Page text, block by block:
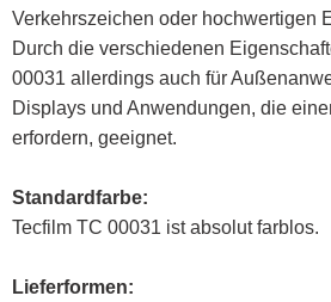
Verkehrszeichen oder hochwertigen
Durch die verschiedenen
00031 allerdings auch für
Displays und Anwendungen, die
erfordern, geeignet.
Standardfarbe:
Tecfilm TC 00031 ist absolut farblos.
Lieferformen: